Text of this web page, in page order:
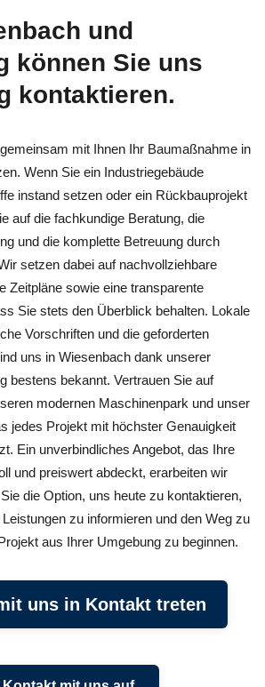
und
können Sie uns
kontaktieren.
mit Ihnen Ihr Baumaßnahme in
Wenn Sie ein Industriegebäude
instand setzen oder ein Rückbauprojekt
auf die fachkundige Beratung, die
und die komplette Betreuung durch
setzen dabei auf nachvollziehbare
Zeitpläne sowie eine transparente
Sie stets den Überblick behalten. Lokale
Vorschriften und die geforderten
uns in Wiesenbach dank unserer
bestens bekannt. Vertrauen Sie auf
modernen Maschinenpark und unser
jedes Projekt mit höchster Genauigkeit
Ein unverbindliches Angebot, das Ihre
und preiswert abdeckt, erarbeiten wir
die Option, uns heute zu kontaktieren,
zu informieren und den Weg zu
aus Ihrer Umgebung zu beginnen.
uns in Kontakt treten